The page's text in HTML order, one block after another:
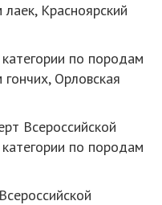
Красноярский
категории по породам
Орловская
Всероссийской
по породам